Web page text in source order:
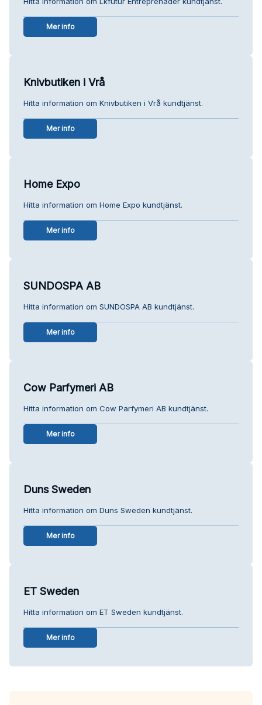
Mer info
Knivbutiken i Vrå
Hitta information om Knivbutiken i Vrå kundtjänst.
Mer info
Home Expo
Hitta information om Home Expo kundtjänst.
Mer info
SUNDOSPA AB
Hitta information om SUNDOSPA AB kundtjänst.
Mer info
Cow Parfymeri AB
Hitta information om Cow Parfymeri AB kundtjänst.
Mer info
Duns Sweden
Hitta information om Duns Sweden kundtjänst.
Mer info
ET Sweden
Hitta information om ET Sweden kundtjänst.
Mer info